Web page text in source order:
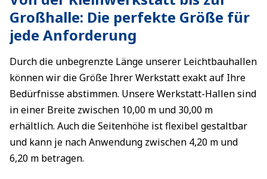
Großhalle: Die perfekte Größe für
jede Anforderung
Durch die unbegrenzte Länge unserer Leichtbauhallen
können wir die Größe Ihrer Werkstatt exakt auf Ihre
Bedürfnisse abstimmen. Unsere Werkstatt-Hallen sind
in einer Breite zwischen 10,00 m und 30,00 m
erhältlich. Auch die Seitenhöhe ist flexibel gestaltbar
und kann je nach Anwendung zwischen 4,20 m und
6,20 m betragen.